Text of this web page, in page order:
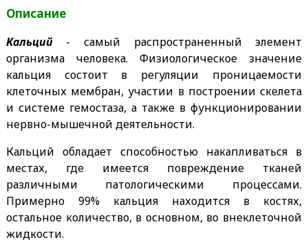
Описание
Кальций- самый распространенный элемент
организма человека. Физиологическое значение
кальция состоит в регуляции проницаемости
клеточных мембран, участии в построении скелета
и системе гемостаза, а также в функционировании
нервно-мышечной деятельности.
Кальций обладает способностью накапливаться в
местах, где имеется повреждение тканей
различными патологическими процессами.
Примерно 99% кальция находится в костях,
остальное количество, в основном, во внеклеточной
жидкости.